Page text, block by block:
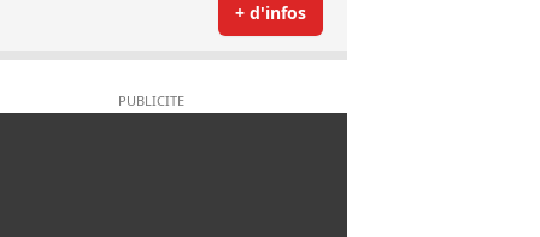
+ d'infos